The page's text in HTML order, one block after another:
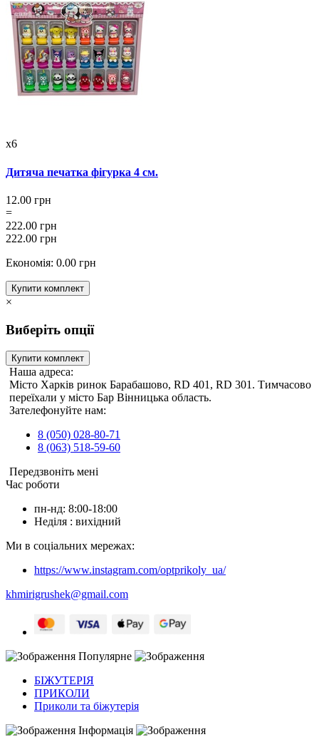
x6
Дитяча печатка фігурка 4 см.
12.00 грн
=
222.00 грн
222.00 грн
Економія: 0.00 грн
Купити комплект
×
Виберіть опції
Купити комплект
Наша адреса:
Місто Харків ринок Барабашово, RD 401, RD 301. Тимчасово
переїхали у місто Бар Вінницька область.
Зателефонуйте нам:
8 (050) 028-80-71
8 (063) 518-59-60
Передзвоніть мені
Час роботи
пн-нд: 8:00-18:00
Неділя : вихідний
Ми в соціальних мережах:
https://www.instagram.com/optprikoly_ua/
khmirigrushek@gmail.com
Популярне
БІЖУТЕРІЯ
ПРИКОЛИ
Приколи та біжутерія
Інформація